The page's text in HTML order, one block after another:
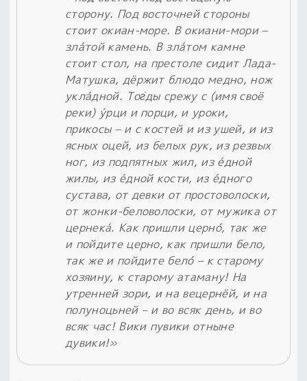
сторону. Под восточней стороны
стоит окиан-море. В окиани-мори –
зла́той камень. В зла́том камне
стоит стол, на престоле сидит Лада-
Матушка, дёржит блюдо медно, нож
укла́дной. Тог̇ды срежу с (имя своё
реки) у́рци и порци, и уроки,
прикосы – и с костей и из ушей, и из
ясных оцей, из белых рук, из резвых
ног, из подпятных жил, из е́дной
жилы, из е́дной кости, из е́дного
сустава, от девки от простоволоски,
от жонки-беловолоски, от мужика от
цернека́. Как пришли церно́, так же
и пойдите церно, как пришли бело,
так же и пойдите бело́ – к старому
хозяину, к старому атаману! На
утренней зори, и на вецернёй, и на
полуноцьней – и во всяк день, и во
всяк час! Вики пувики отныне
дувики!»